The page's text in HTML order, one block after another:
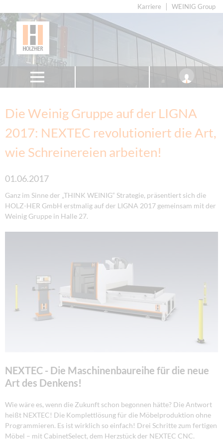
Karriere WEINIG Group
Die Weinig Gruppe auf der LIGNA
2017: NEXTEC revolutioniert die Art,
wie Schreinereien arbeiten!
01.06.2017
Ganz im Sinne der „THINK WEINIG“ Strategie, präsentiert sich die
HOLZ-HER GmbH erstmalig auf der LIGNA 2017 gemeinsam mit der
Weinig Gruppe in Halle 27.
NEXTEC - Die Maschinenbaureihe für die neue
Art des Denkens!
Wie wäre es, wenn die Zukunft schon begonnen hätte? Die Antwort
heißt NEXTEC! Die Komplettlösung für die Möbelproduktion ohne
Programmieren. Es ist wirklich so einfach! Drei Schritte zum fertigen
Möbel – mit CabinetSelect, dem Herzstück der NEXTEC CNC.